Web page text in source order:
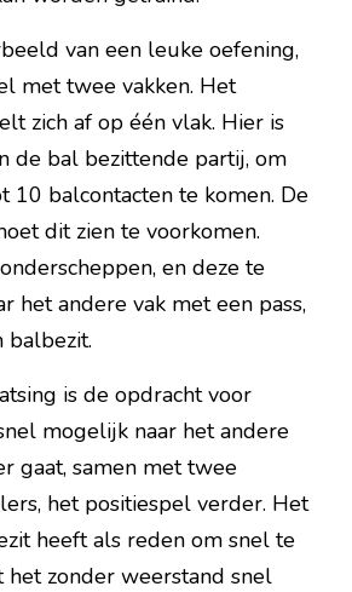
van een leuke oefening,
met twee vakken. Het
zich af op één vlak. Hier is
de bal bezittende partij, om
10 balcontacten te komen. De
dit zien te voorkomen.
en deze te
het andere vak met een pass,
balbezit.
is de opdracht voor
mogelijk naar het andere
gaat, samen met twee
het positiespel verder. Het
heeft als reden om snel te
het zonder weerstand snel